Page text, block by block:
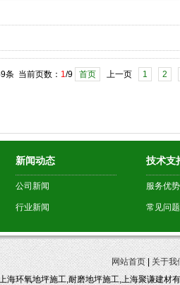
条 当前页数： 1/9 首页 上一页 1 2
新闻动态
公司新闻
行业新闻
技术支
服务优势
常见问题
网站首页|关于我
海环氧地坪施工,耐磨地坪施工,上海聚谦建材